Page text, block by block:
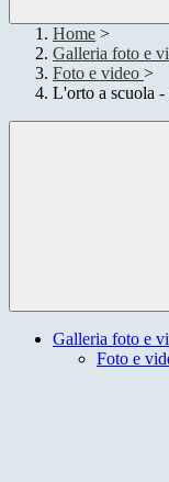
Home >
Galleria foto e
Foto e video >
L'orto a scuola
Galleria foto e
Foto e